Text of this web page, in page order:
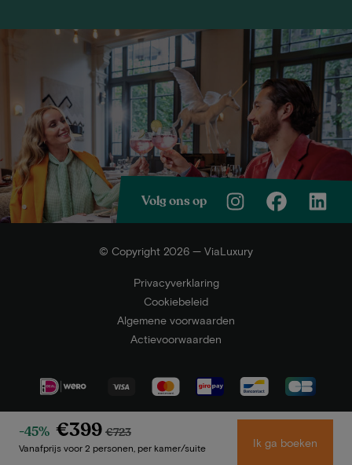
-45% €399 €723
Vanafprijs voor 2 personen, per kamer/suite Ik ga boeken
Volg ons op
© Copyright 2026 — ViaLuxury
Privacyverklaring
Cookiebeleid
Algemene voorwaarden
Actievoorwaarden